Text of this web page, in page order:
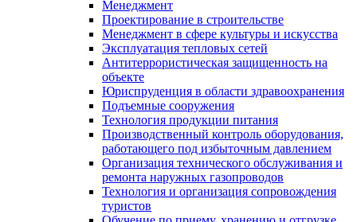
Менеджмент
Проектирование в строительстве
Менеджмент в сфере культуры и искусства
Эксплуатация тепловых сетей
Антитеррористическая защищенность на
объекте
Юриспруденция в области здравоохранения
Подъемные сооружения
Технология продукции питания
Производственный контроль оборудования,
работающего под избыточным давлением
Организация технического обслуживания и
ремонта наружных газопроводов
Технология и организация сопровождения
туристов